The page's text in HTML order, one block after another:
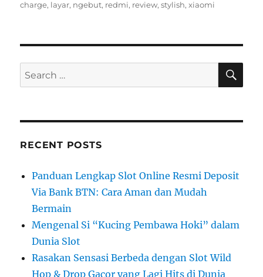
on
charge, layar, ngebut, redmi, review,stylish,xiaomi
Search
for:
RECENT POSTS
Panduan Lengkap Slot Online Resmi Deposit
Via Bank BTN: Cara Aman dan Mudah
Bermain
Mengenal Si “Kucing Pembawa Hoki” dalam
Dunia Slot
Rasakan Sensasi Berbeda dengan Slot Wild
Hop & Drop Gacor yang Lagi Hits di Dunia